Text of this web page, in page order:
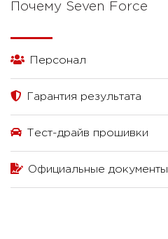
Почему Seven Force
Персонал
Гарантия результата
Тест-драйв прошивки
Официальные документы